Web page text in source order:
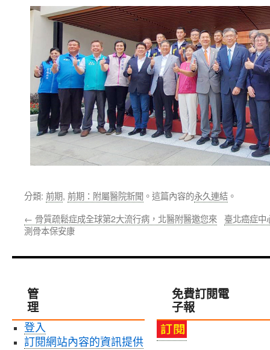
分類: 前期, 前期：附屬醫院新聞 。這篇內容的永久連結 。
← 骨質疏鬆症成全球第2大流行病，北醫附醫邀您來
測骨本保安康
臺北癌症中
管
理
登入
訂閱網站內容的資訊提供
免費訂閱電
子報